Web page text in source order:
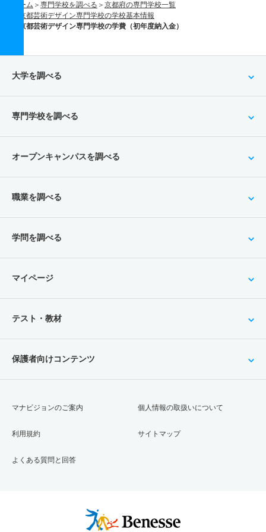
ホーム 専門学校を調べる
京都府の専門学校一覧
京都芸術デザイン専門学校の学校基本情報
京都芸術デザイン専門学校の学費（初年度納入金）
大学を調べる
専門学校を調べる
オープンキャンパスを調べる
職業を調べる
学問を調べる
マイページ
テスト・教材
保護者向けコンテンツ
マナビジョンのご案内
利用規約
よくある質問と回答
個人情報の取扱いについて
サイトマップ